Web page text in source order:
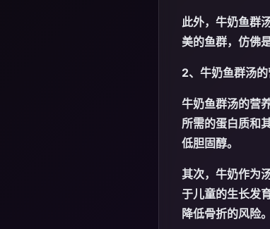
此外，牛奶鱼群
美的鱼群，仿佛
2、牛奶鱼群汤
牛奶鱼群汤的营
所需的蛋白质和
低胆固醇。
其次，牛奶作为
于儿童的生长发
降低骨折的风险。